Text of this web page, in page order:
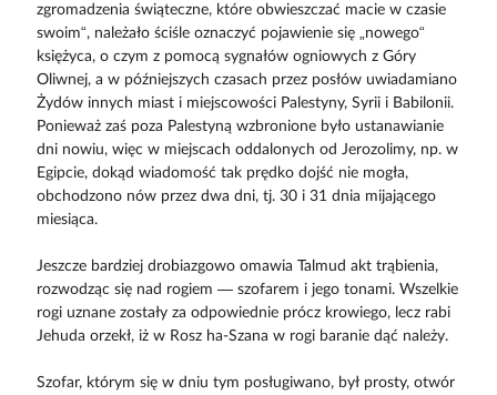
zgromadzenia świąteczne, które obwieszczać macie w czasie
swoim“, należało ściśle oznaczyć pojawienie się „nowego“
księżyca, o czym z pomocą sygnałów ogniowych z Góry
Oliwnej, a w późniejszych czasach przez posłów uwiadamiano
Żydów innych miast i miejscowości Palestyny, Syrii i Babilonii.
Ponieważ zaś poza Palestyną wzbronione było ustanawianie
dni nowiu, więc w miejscach oddalonych od Jerozolimy, np. w
Egipcie, dokąd wiadomość tak prędko dojść nie mogła,
obchodzono nów przez dwa dni, tj. 30 i 31 dnia mijającego
miesiąca.
Jeszcze bardziej drobiazgowo omawia Talmud akt trąbienia,
rozwodząc się nad rogiem — szofarem i jego tonami. Wszelkie
rogi uznane zostały za odpowiednie prócz krowiego, lecz rabi
Jehuda orzekł, iż w Rosz ha-Szana w rogi baranie dąć należy.
Szofar, którym się w dniu tym posługiwano, był prosty, otwór